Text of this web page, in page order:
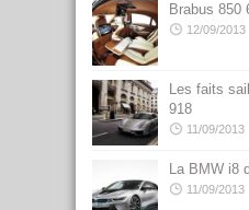
Brabus 850
12/09/2013
Les faits
918
11/09/2013
La BMW i8
11/09/2013